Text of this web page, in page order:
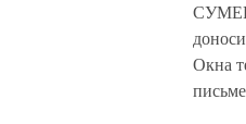
Окна